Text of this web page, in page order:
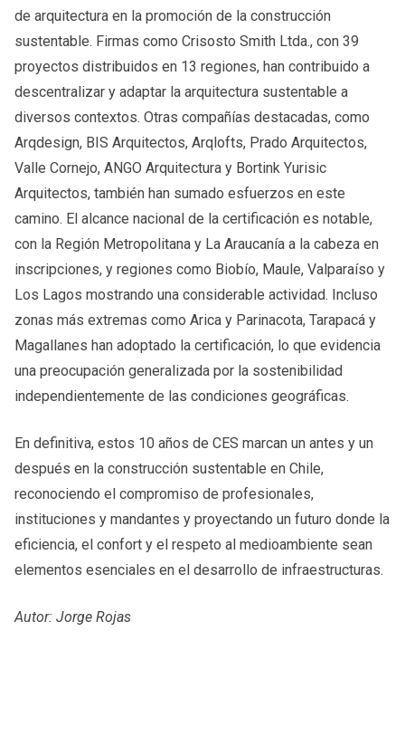
de arquitectura en la promoción de la construcción
sustentable. Firmas como Crisosto Smith Ltda., con 39
proyectos distribuidos en 13 regiones, han contribuido a
descentralizar y adaptar la arquitectura sustentable a
diversos contextos. Otras compañías destacadas, como
Arqdesign, BIS Arquitectos, Arqlofts, Prado Arquitectos,
Valle Cornejo, ANGO Arquitectura y Bortink Yurisic
Arquitectos, también han sumado esfuerzos en este
camino. El alcance nacional de la certificación es notable,
con la Región Metropolitana y La Araucanía a la cabeza en
inscripciones, y regiones como Biobío, Maule, Valparaíso y
Los Lagos mostrando una considerable actividad. Incluso
zonas más extremas como Arica y Parinacota, Tarapacá y
Magallanes han adoptado la certificación, lo que evidencia
una preocupación generalizada por la sostenibilidad
independientemente de las condiciones geográficas.
En definitiva, estos 10 años de CES marcan un antes y un
después en la construcción sustentable en Chile,
reconociendo el compromiso de profesionales,
instituciones y mandantes y proyectando un futuro donde la
eficiencia, el confort y el respeto al medioambiente sean
elementos esenciales en el desarrollo de infraestructuras.
Autor: Jorge Rojas